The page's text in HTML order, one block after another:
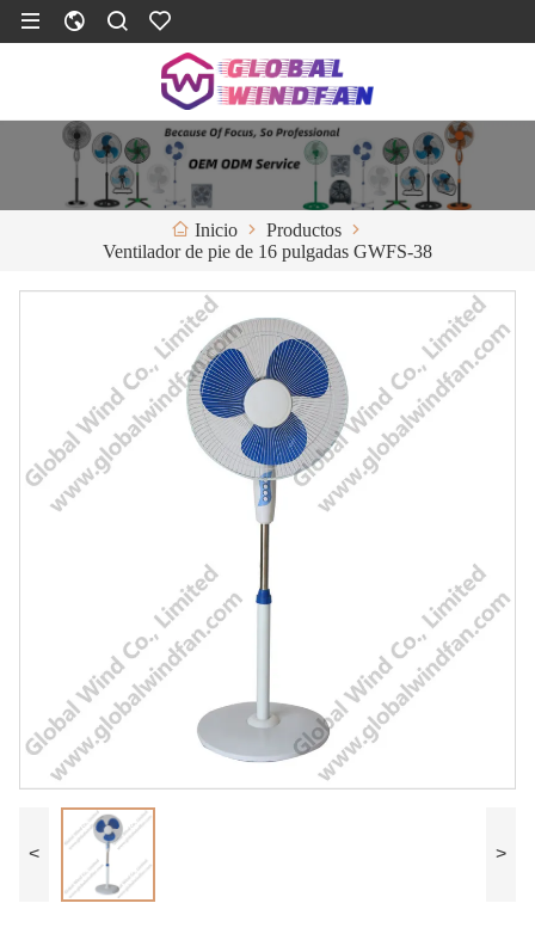
Inicio
Productos
Ventilador de pie de 16 pulgadas GWFS-38
< >